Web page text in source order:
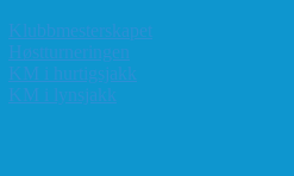
Klubbmesterskapet
Høstturneringen
KM i hurtigsjakk
KM i lynsjakk